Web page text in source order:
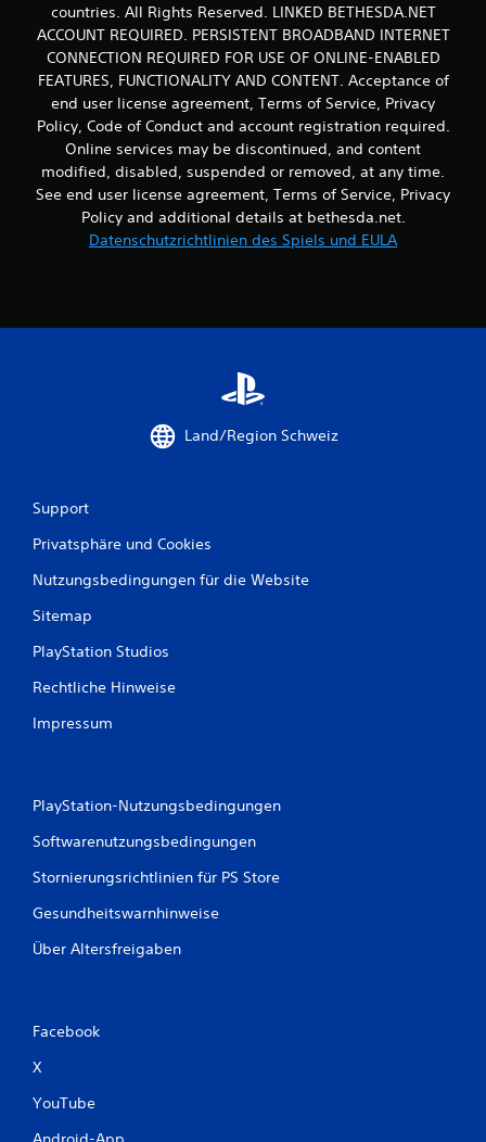
z
u
m
ü
s
s
n
.
S
p
r
l
r
a
t
i
n
D
k
countries. All Rights Reserved. LINKED BETHESDA.NET
ACCOUNT REQUIRED. PERSISTENT BROADBAND INTERNET
CONNECTION REQUIRED FOR USE OF ONLINE-ENABLED
FEATURES, FUNCTIONALITY AND CONTENT. Acceptance of
end user license agreement, Terms of Service, Privacy
Policy, Code of Conduct and account registration required.
Online services may be discontinued, and content
modified, disabled, suspended or removed, at any time.
See end user license agreement, Terms of Service, Privacy
Policy and additional details at bethesda.net.
Datenschutzrichtlinien des Spiels und EULA
Land/Region Schweiz
Support
Privatsphäre und Cookies
Nutzungsbedingungen für die Website
Sitemap
PlayStation Studios
Rechtliche Hinweise
Impressum
PlayStation-Nutzungsbedingungen
Softwarenutzungsbedingungen
Stornierungsrichtlinien für PS Store
Gesundheitswarnhinweise
Über Altersfreigaben
Facebook
X
YouTube